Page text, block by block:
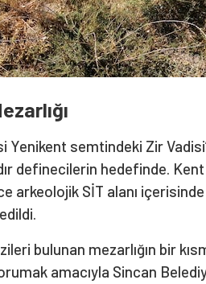
Yenikent semtindeki Zir
definecilerin hedefinde.
arkeolojik SİT alanı
bulunan mezarlığın bir
amacıyla Sincan